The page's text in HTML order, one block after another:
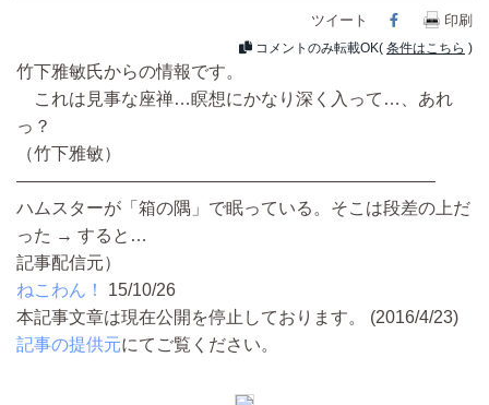
ツイート Facebook
印刷
コメントのみ転載OK( 条件はこちら )
竹下雅敏氏からの情報です。
これは見事な座禅…瞑想にかなり深く入って…、あれ
っ？
（竹下雅敏）
――――――――――――――――――――――――
ハムスターが「箱の隅」で眠っている。そこは段差の上だ
った → すると…
記事配信元）
ねこわん！
15/10/26
本記事文章は現在公開を停止しております。 (2016/4/23)
記事の提供元にてご覧ください。